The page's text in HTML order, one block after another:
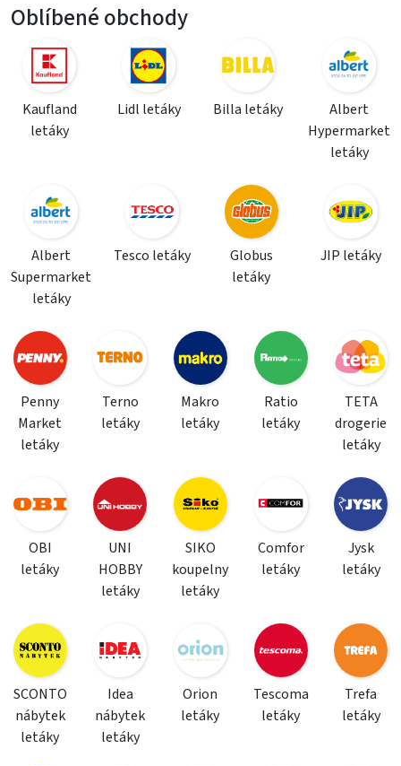
Oblíbené obchody
Kaufland
letáky
Lidl letáky Billa letáky
Albert
Hypermarket
letáky
Albert
Supermarket
letáky
Tesco letáky
Globus
letáky
JIP letáky
Penny
Market
letáky
Terno
letáky
Makro
letáky
Ratio
letáky
TETA
drogerie
letáky
OBI
letáky
UNI
HOBBY
letáky
SIKO
koupelny
letáky
Comfor
letáky
Jysk
letáky
SCONTO
nábytek
letáky
Idea
nábytek
letáky
Orion
letáky
Tescoma
letáky
Trefa
letáky